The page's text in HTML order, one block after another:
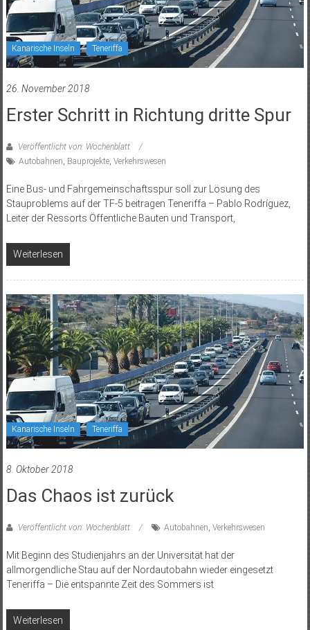
Kanarische Inseln Teneriffa
26. November 2018
Erster Schritt in Richtung dritte Spur
Veröffentlicht von: Wochenblatt
Autobahnen, Bauprojekte, Verkehrswesen
Eine Bus- und Fahrgemeinschaftsspur soll zur Lösung des
Stauproblems auf der TF-5 beitragen Teneriffa – Pablo Rodríguez,
Leiter der Ressorts Öffentliche Bauten und Transport,
Weiterlesen
Kanarische Inseln Teneriffa
8. Oktober 2018
Das Chaos ist zurück
Veröffentlicht von: Wochenblatt Autobahnen, Verkehrswesen
Mit Beginn des Studienjahrs an der Universität hat der
allmorgendliche Stau auf der Nordautobahn wieder eingesetzt
Teneriffa – Die entspannte Zeit des Sommers ist
Weiterlesen